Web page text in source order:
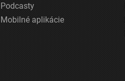
Podcasty
Mobilné aplikácie